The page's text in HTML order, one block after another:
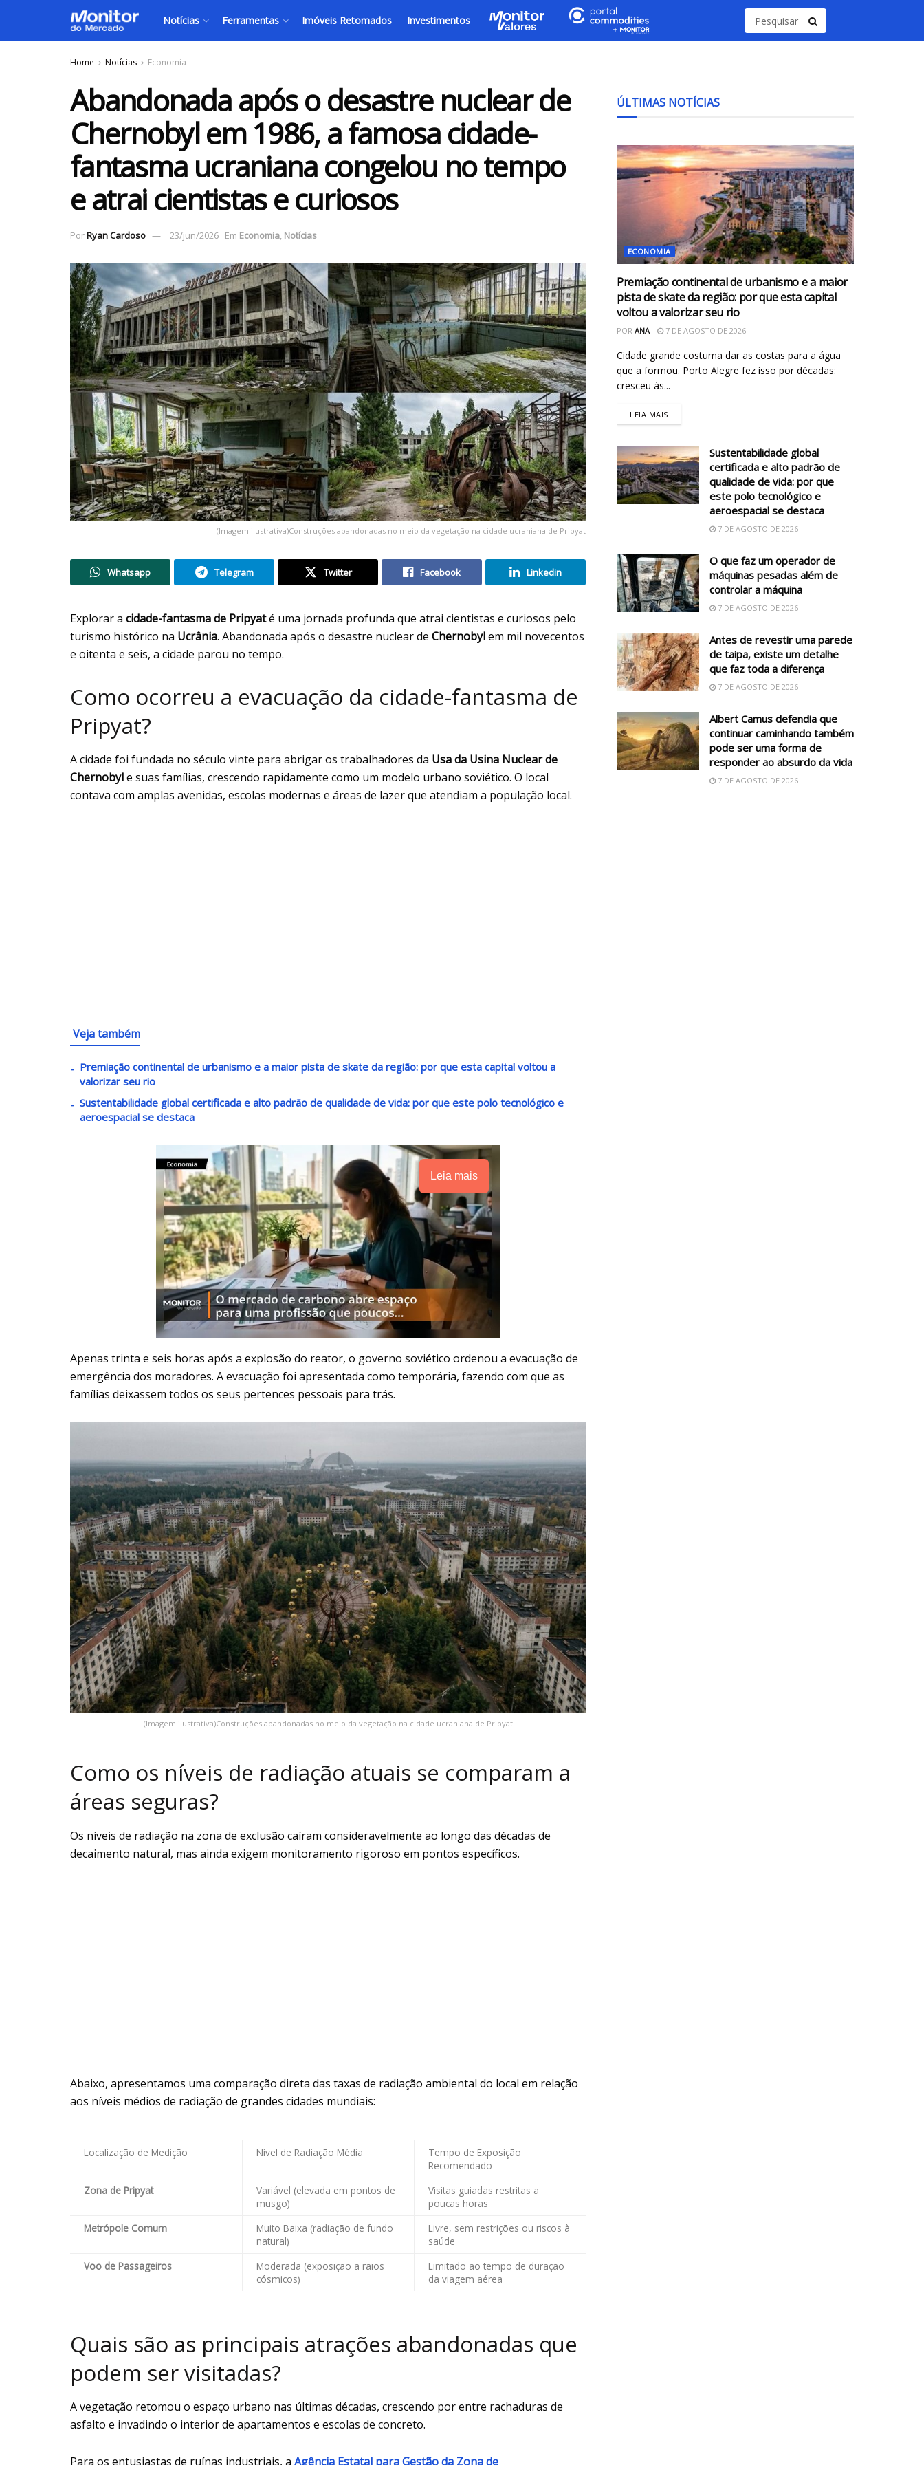
Notícias Ferramentas Imóveis Retomados Investimentos
Home Notícias Economia
Abandonada após o desastre nuclear de
Chernobyl em 1986, a famosa cidade-
fantasma ucraniana congelou no tempo
e atrai cientistas e curiosos
PorRyan Cardoso 23/jun/2026 Em Economia, Notícias
(Imagem ilustrativa)Construções abandonadas no meio da vegetação na cidade ucraniana de Pripyat
Whatsapp Telegram Twitter Facebook Linkedin
Explorar a cidade-fantasma de Pripyaté uma jornada profunda que atrai cientistas e curiosos pelo
turismo histórico na Ucrânia. Abandonada após o desastre nuclear de Chernobylem mil novecentos
e oitenta e seis, a cidade parou no tempo.
Como ocorreu a evacuação da cidade-fantasma de
Pripyat?
A cidade foi fundada no século vinte para abrigar os trabalhadores da Usa da Usina Nuclear de
Chernobyle suas famílias, crescendo rapidamente como um modelo urbano soviético. O local
contava com amplas avenidas, escolas modernas e áreas de lazer que atendiam a população local.
Veja também
Premiação continental de urbanismo e a maior pista de skate da região: por que esta capital voltou a
valorizar seu rio
Sustentabilidade global certificada e alto padrão de qualidade de vida: por que este polo tecnológico e
aeroespacial se destaca
Leia mais
Apenas trinta e seis horas após a explosão do reator, o governo soviético ordenou a evacuação de
emergência dos moradores. A evacuação foi apresentada como temporária, fazendo com que as
famílias deixassem todos os seus pertences pessoais para trás.
(Imagem ilustrativa)Construções abandonadas no meio da vegetação na cidade ucraniana de Pripyat
Como os níveis de radiação atuais se comparam a
áreas seguras?
Os níveis de radiação na zona de exclusão caíram consideravelmente ao longo das décadas de
decaimento natural, mas ainda exigem monitoramento rigoroso em pontos específicos.
Abaixo, apresentamos uma comparação direta das taxas de radiação ambiental do local em relação
aos níveis médios de radiação de grandes cidades mundiais:
Localização de Medição Nível de Radiação Média
Tempo de Exposição
Recomendado
Zona de Pripyat
Variável (elevada em pontos de
musgo)
Visitas guiadas restritas a
poucas horas
Metrópole Comum
Muito Baixa (radiação de fundo
natural)
Livre, sem restrições ou riscos à
saúde
Voo de Passageiros
Moderada (exposição a raios
cósmicos)
Limitado ao tempo de duração
da viagem aérea
Quais são as principais atrações abandonadas que
podem ser visitadas?
A vegetação retomou o espaço urbano nas últimas décadas, crescendo por entre rachaduras de
asfalto e invadindo o interior de apartamentos e escolas de concreto.
Para os entusiastas de ruínas industriais, a Agência Estatal para Gestão da Zona de
ÚLTIMAS NOTÍCIAS
ECONOMIA
Premiação continental de urbanismo e a maior
pista de skate da região: por que esta capital
voltou a valorizar seu rio
POR ANA 7 DE AGOSTO DE 2026
Cidade grande costuma dar as costas para a água
que a formou. Porto Alegre fez isso por décadas:
cresceu às...
LEIA MAIS
Sustentabilidade global
certificada e alto padrão de
qualidade de vida: por que
este polo tecnológico e
aeroespacial se destaca
7 DE AGOSTO DE 2026
O que faz um operador de
máquinas pesadas além de
controlar a máquina
7 DE AGOSTO DE 2026
Antes de revestir uma parede
de taipa, existe um detalhe
que faz toda a diferença
7 DE AGOSTO DE 2026
Albert Camus defendia que
continuar caminhando também
pode ser uma forma de
responder ao absurdo da vida
7 DE AGOSTO DE 2026